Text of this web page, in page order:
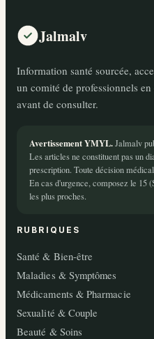
Jalmalv
Information santé sourcée,
un comité de professionnels
avant de consulter.
Avertissement YMYL.Jalmalv
Les articles ne constituent pas un
prescription. Toute décision
En cas d'urgence, composez le 15
les plus proches.
RUBRIQUES
Santé & Bien-être
Maladies & Symptômes
Médicaments & Pharmacie
Sexualité & Couple
Beauté & Soins